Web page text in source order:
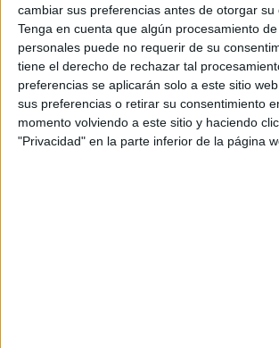
cambiar sus preferencias antes de otorgar su
Tenga en cuenta que algún procesamiento
personales puede no requerir de su
tiene el derecho de rechazar tal
preferencias se aplicarán solo a este sitio
sus preferencias o retirar su consentimiento
momento volviendo a este sitio y haciendo
"Privacidad" en la parte inferior de la página
Indycar
Otros
Producto
Producto
Web pensada para poder ofrecer